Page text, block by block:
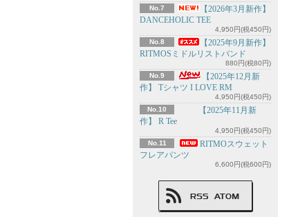
No.7
【2026年3月新作】
DANCEHOLIC TEE
4,950円(税450円)
No.8
【2025年9月新作】
RITMOSミドルリストバンド
880円(税80円)
No.9
【2025年12月新
作】 Tシャツ I LOVE RM
4,950円(税450円)
No.10
【2025年11月新
作】 R Tee
4,950円(税450円)
No.11
RITMOスウェット
フレアパンツ
6,600円(税600円)